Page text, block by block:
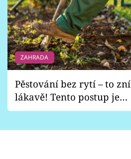
ZAHRADA
Pěstování bez rytí – to zní
lákavě! Tento postup je
vhodný jen pro některé